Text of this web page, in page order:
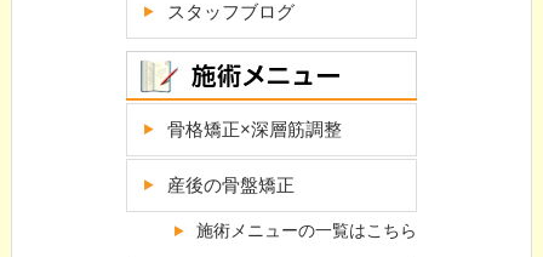
スタッフブログ
骨格矯正×深層筋調整
産後の骨盤矯正
施術メニューの一覧はこちら